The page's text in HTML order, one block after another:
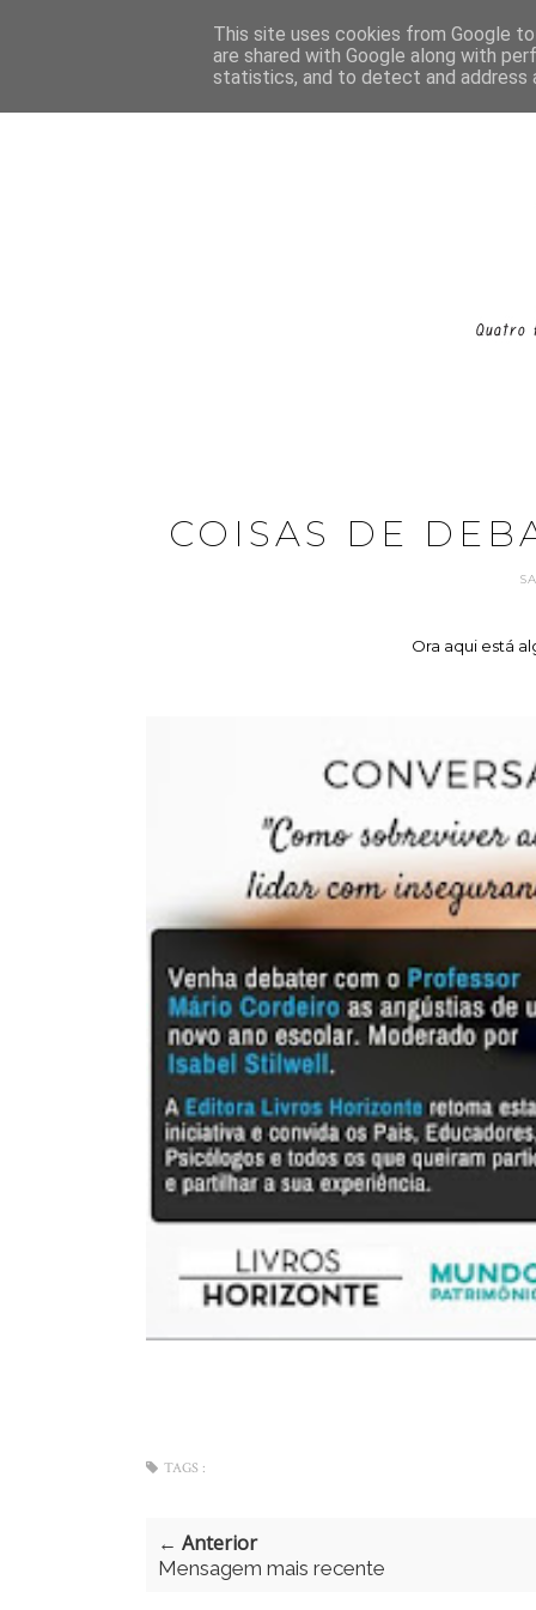
COISAS DE
Ora aqui está
TAGS :
← Anterior
Mensagem mais recente
This site uses cookies from Google
are shared with Google along with
statistics, and to detect and address